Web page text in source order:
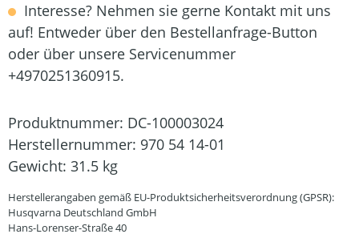
Interesse? Nehmen sie gerne Kontakt mit uns
auf! Entweder über den Bestellanfrage-Button
oder über unsere Servicenummer
+4970251360915.
Produktnummer: DC-100003024
Herstellernummer: 970 54 14-01
Gewicht: 31.5 kg
Herstellerangaben gemäß EU-Produktsicherheitsverordnung (GPSR):
Husqvarna Deutschland GmbH
Hans-Lorenser-Straße 40